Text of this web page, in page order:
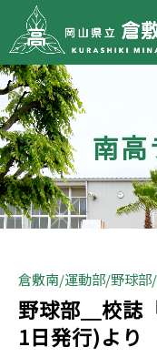
南高
倉敷南 運動部 野球部
野球部＿校誌
1日発行)より